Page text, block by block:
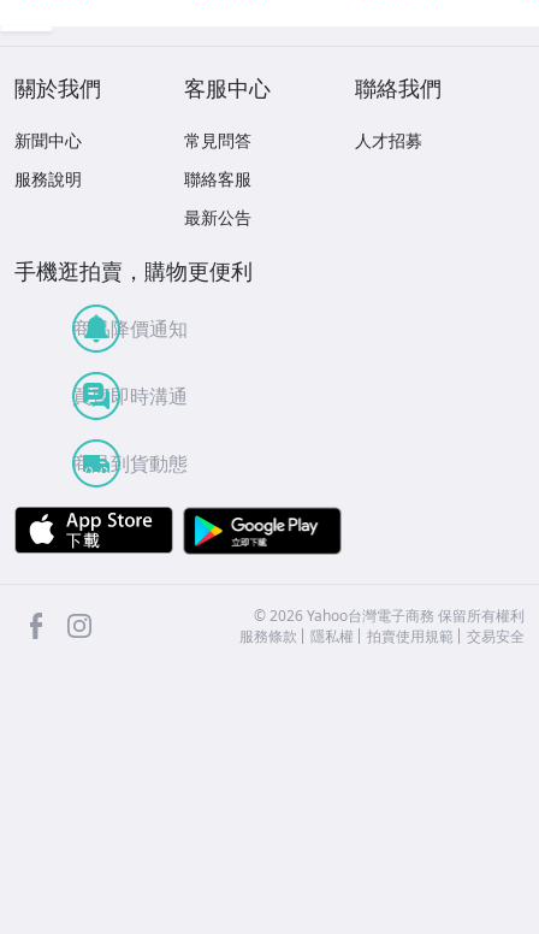
關於我們
新聞中心
服務說明
客服中心
常見問答
聯絡客服
最新公告
聯絡我們
人才招募
手機逛拍賣，購物更便利
商品降價通知
買賣即時溝通
商品到貨動態
APP Store
facebook ©2026 Yahoo台灣電子商務 保留所有權利
服務條款
隱私權 拍賣使用規範 交易安全